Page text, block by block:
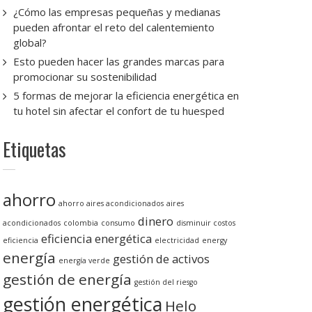
¿Cómo las empresas pequeñas y medianas
pueden afrontar el reto del calentemiento
global?
Esto pueden hacer las grandes marcas para
promocionar su sostenibilidad
5 formas de mejorar la eficiencia energética en
tu hotel sin afectar el confort de tu huesped
Etiquetas
ahorro ahorro aires acondicionados aires
acondicionados colombia consumo dinero disminuir costos
eficiencia eficiencia energética electricidad energy
energía energía verde gestión de activos
gestión de energía gestión del riesgo
gestión energética Helo